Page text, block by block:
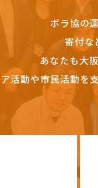
ボラ協の
寄付な
あなたも大
活動や市民活動を